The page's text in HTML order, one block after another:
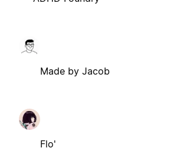
Made by Jacob
Flo'